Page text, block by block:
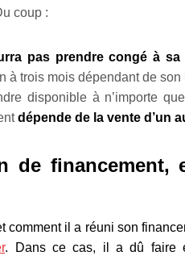
coup :
pas prendre congé à sa
à trois mois dépendant de son
disponible à n’importe
dépende de la vente d’un
de financement,
comment il a réuni son
. Dans ce cas, il a dû faire